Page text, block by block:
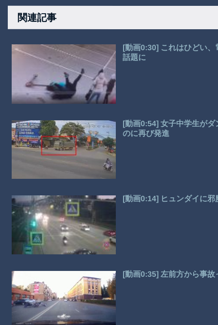
関連記事
[動画0:30] これはひどい
話題に
[動画0:54] 女子中学生が
のに再び発進
[動画0:14] ヒュンダイに
[動画0:35] 左前方から事